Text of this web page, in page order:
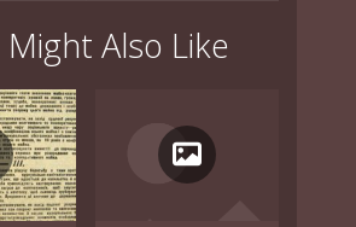
Also Like